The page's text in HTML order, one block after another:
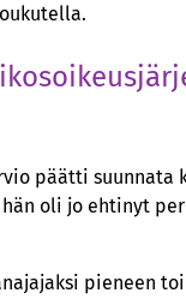
päätti suunnata
oli jo ehtinyt
pieneen